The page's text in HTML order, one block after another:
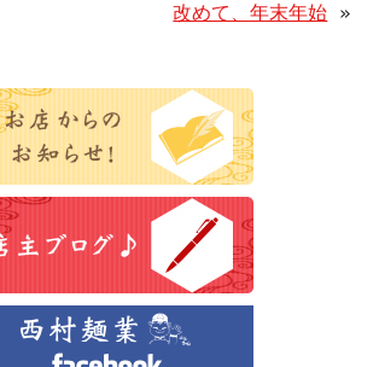
改めて、年末年始 »